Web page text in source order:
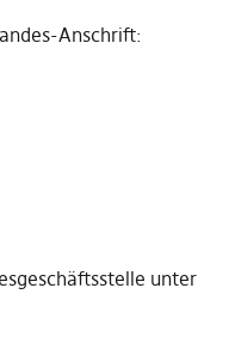
Anschrift:
unter